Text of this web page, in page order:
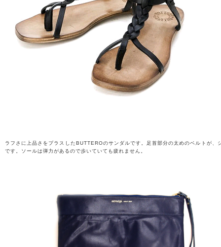
ラフさに上品さをプラスしたBUTTEROのサンダルです。足首部分の太めのベルトが、
です。ソールは弾力があるので歩いていても疲れません。